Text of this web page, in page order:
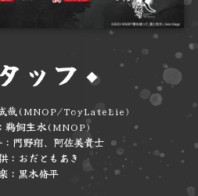
ッフ ◆
成哉(MNOP/ToyLateLie)
鵜飼主水(MNOP)
門野翔、阿佐美貴士
：おだともあき
：黒木脩平